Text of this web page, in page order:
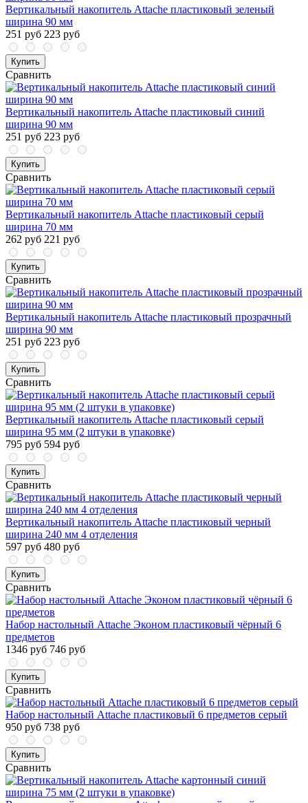
Вертикальный накопитель Attache пластиковый зеленый
ширина 90 мм
251 руб 223 руб
Купить
Сравнить
Вертикальный накопитель Attache пластиковый синий
ширина 90 мм
251 руб 223 руб
Купить
Сравнить
Вертикальный накопитель Attache пластиковый серый
ширина 70 мм
262 руб 221 руб
Купить
Сравнить
Вертикальный накопитель Attache пластиковый прозрачный
ширина 90 мм
251 руб 223 руб
Купить
Сравнить
Вертикальный накопитель Attache пластиковый серый
ширина 95 мм (2 штуки в упаковке)
795 руб 594 руб
Купить
Сравнить
Вертикальный накопитель Attache пластиковый черный
ширина 240 мм 4 отделения
597 руб 480 руб
Купить
Сравнить
Набор настольный Attache Эконом пластиковый чёрный 6
предметов
1346 руб 746 руб
Купить
Сравнить
Набор настольный Attache пластиковый 6 предметов серый
950 руб 738 руб
Купить
Сравнить